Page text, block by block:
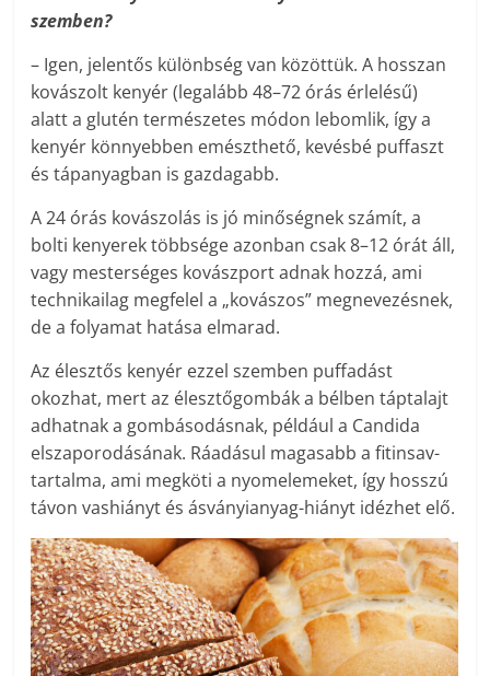
szemben?
– Igen, jelentős különbség van közöttük. A hosszan
kovászolt kenyér (legalább 48–72 órás érlelésű)
alatt a glutén természetes módon lebomlik, így a
kenyér könnyebben emészthető, kevésbé puffaszt
és tápanyagban is gazdagabb.
A 24 órás kovászolás is jó minőségnek számít, a
bolti kenyerek többsége azonban csak 8–12 órát áll,
vagy mesterséges kovászport adnak hozzá, ami
technikailag megfelel a „kovászos” megnevezésnek,
de a folyamat hatása elmarad.
Az élesztős kenyér ezzel szemben puffadást
okozhat, mert az élesztőgombák a bélben táptalajt
adhatnak a gombásodásnak, például a Candida
elszaporodásának. Ráadásul magasabb a fitinsav-
tartalma, ami megköti a nyomelemeket, így hosszú
távon vashiányt és ásványianyag-hiányt idézhet elő.